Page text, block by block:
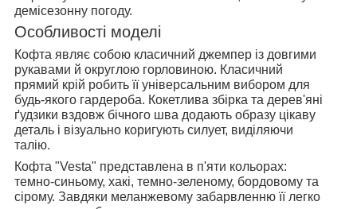
демісезонну погоду.
Особливості моделі
Кофта являє собою класичний джемпер із довгими
рукавами й округлою горловиною. Класичний
прямий крій робить її універсальним вибором для
будь-якого гардероба. Кокетлива збірка та дерев'яні
ґудзики вздовж бічного шва додають образу цікаву
деталь і візуально коригують силует, виділяючи
талію.
Кофта "Vesta" представлена в п'яти кольорах:
темно-синьому, хакі, темно-зеленому, бордовому та
сірому. Завдяки меланжевому забарвленню її легко